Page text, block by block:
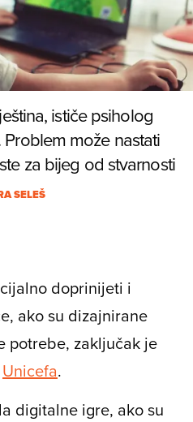
ističe psiholog
može nastati
za bijeg od stvarnosti
SELEŠ
doprinijeti i
ako su dizajnirane
potrebe, zaključak je
Unicefa.
digitalne igre, ako su